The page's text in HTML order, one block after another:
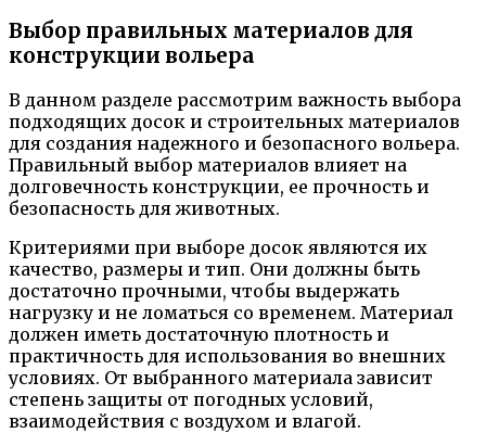
Выбор правильных материалов для
конструкции вольера
В данном разделе рассмотрим важность выбора
подходящих досок и строительных материалов
для создания надежного и безопасного вольера.
Правильный выбор материалов влияет на
долговечность конструкции, ее прочность и
безопасность для животных.
Критериями при выборе досок являются их
качество, размеры и тип. Они должны быть
достаточно прочными, чтобы выдержать
нагрузку и не ломаться со временем. Материал
должен иметь достаточную плотность и
практичность для использования во внешних
условиях. От выбранного материала зависит
степень защиты от погодных условий,
взаимодействия с воздухом и влагой.